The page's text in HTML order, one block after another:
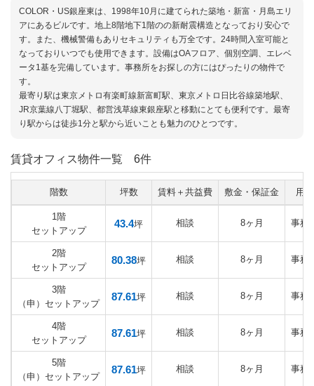
COLOR・US銀座東は、1998年10月に建てられた築地・新富・月島エリ
アにあるビルです。地上8階地下1階のの新耐震構造となっており安心で
す。また、機械警備もありセキュリティも万全です。24時間入室可能と
なっておりいつでも使用できます。設備はOAフロア、個別空調、エレベ
ータ1基を完備しています。事務所をお探しの方にはぴったりの物件で
す。
最寄り駅は東京メトロ有楽町線新富町駅、東京メトロ日比谷線築地駅、
JR京葉線八丁堀駅、都営浅草線東銀座駅と移動にとても便利です。最寄
り駅からは徒歩1分と駅から近いことも魅力のひとつです。
賃貸オフィス物件一覧 6件
階数 坪数 賃料＋共益費 敷金・保証金 用途
1階
セットアップ
43.4坪 相談 8ヶ月 事務
2階
セットアップ
80.38坪 相談 8ヶ月 事務
3階
（申）セットアップ
87.61坪 相談 8ヶ月 事務
4階
セットアップ
87.61坪 相談 8ヶ月 事務
5階
（申）セットアップ
87.61坪 相談 8ヶ月 事務